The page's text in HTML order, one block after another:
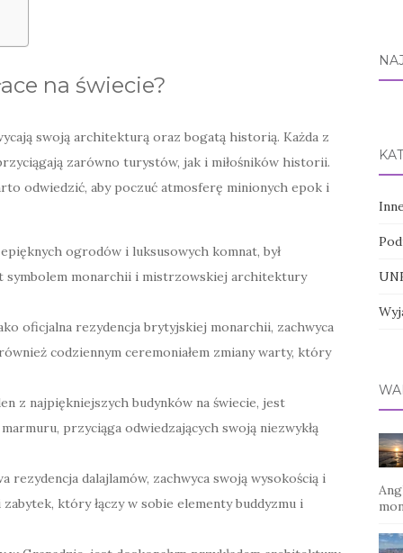
na świecie?
swoją architekturą oraz bogatą historią. Każda z
zarówno turystów, jak i miłośników historii.
odwiedzić, aby poczuć atmosferę minionych epok i
ogrodów i luksusowych komnat, był
symbolem monarchii i mistrzowskiej architektury
oficjalna rezydencja brytyjskiej monarchii, zachwyca
codziennym ceremoniałem zmiany warty, który
z najpiękniejszych budynków na świecie, jest
przyciąga odwiedzających swoją niezwykłą
rezydencja dalajlamów, zachwyca swoją wysokością i
który łączy w sobie elementy buddyzmu i